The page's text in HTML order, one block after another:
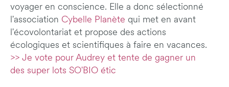
voyager en conscience. Elle a donc sélectionné
l'association Cybelle Planète qui met en avant
l'écovolontariat et propose des actions
écologiques et scientifiques à faire en vacances.
>> Je vote pour Audrey et tente de gagner un
des super lots SO'BIO étic